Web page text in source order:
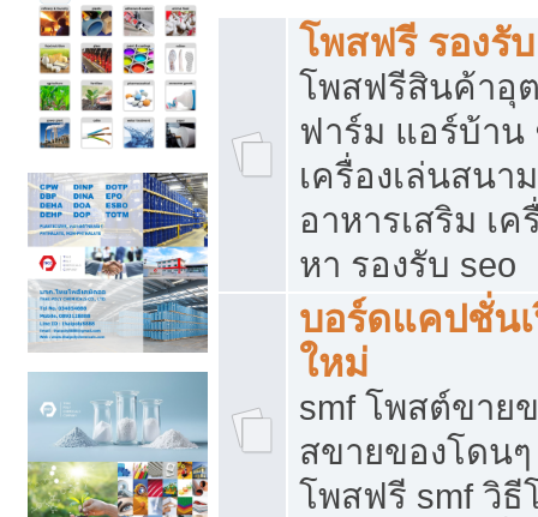
โพสฟรี รองรั
โพสฟรีสินค้าอุ
ฟาร์ม แอร์บ้าน
เครื่องเล่นสนา
อาหารเสริม เ
หา รองรับ seo
บอร์ดแคปชั่น
ใหม่
smf โพสต์ขาย
สขายของโดน
โพสฟรี smf วิธี